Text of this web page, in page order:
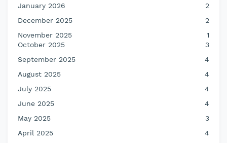
January 2026
2
December 2025
2
November 2025
1
October 2025
3
September 2025
4
August 2025
4
July 2025
4
June 2025
4
May 2025
3
April 2025
4